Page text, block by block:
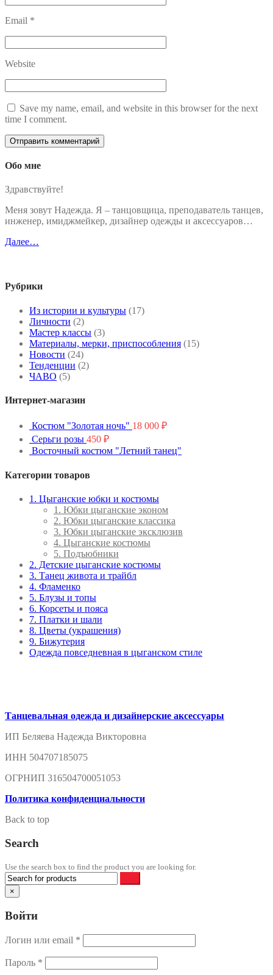
Email *
Website
Save my name, email, and website in this browser for the next
time I comment.
Обо мне
Здравствуйте!
Меня зовут Надежда. Я – танцовщица, преподаватель танцев,
инженер, имиджмейкер, дизайнер одежды и аксессуаров…
Далее…
Рубрики
Из истории и культуры (17)
Личности (2)
Мастер классы (3)
Материалы, мерки, приспособления (15)
Новости (24)
Тенденции (2)
ЧАВО (5)
Интернет-магазин
Костюм "Золотая ночь" 18 000 ₽
Серьги розы 450 ₽
Восточный костюм "Летний танец"
Категории товаров
1. Цыганские юбки и костюмы
1. Юбки цыганские эконом
2. Юбки цыганские классика
3. Юбки цыганские эксклюзив
4. Цыганские костюмы
5. Подъюбники
2. Детские цыганские костюмы
3. Танец живота и трайбл
4. Фламенко
5. Блузы и топы
6. Корсеты и пояса
7. Платки и шали
8. Цветы (украшения)
9. Бижутерия
Одежда повседневная в цыганском стиле
Танцевальная одежда и дизайнерские аксессуары
ИП Беляева Надежда Викторовна
ИНН 504707185075
ОГРНИП 316504700051053
Политика конфиденциальности
Back to top
Search
Use the search box to find the product you are looking for.
×
Войти
Логин или email *
Пароль *